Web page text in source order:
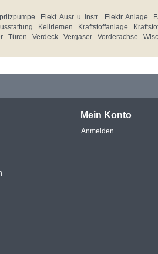
Elekt. Ausr. u. Instr. Elektr. Anlage
Keilriemen Kraftstoffanlage
Türen Verdeck Vergaser Vorderachse
Mein Konto
Anmelden